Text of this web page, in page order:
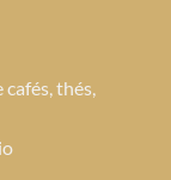
cafés, thés,